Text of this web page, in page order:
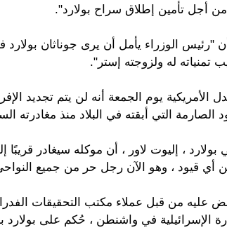
أجل تأمين إطلاق سراح بولارد".
"رئيس الوزراء يأمل أن يرى جوناثان
تمنياته له ولزوجته إستر".
الأمريكية يوم الجمعة أنه لن يتم تجديد
الصارمة التي أبقته في البلاد منذ
بولارد ، إليوت لاور ، أن موكله سيغادر
أي قيود ، وهو الآن رجل حر من جميع